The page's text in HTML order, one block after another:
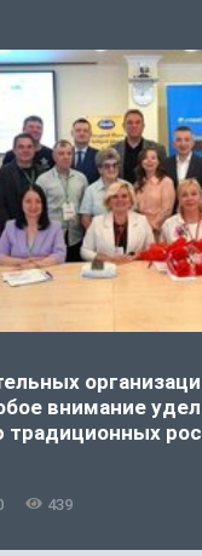
внимание
традиционных
439